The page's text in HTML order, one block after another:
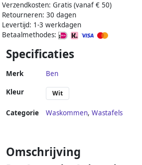
Verzendkosten: Gratis (vanaf € 50)
Retourneren: 30 dagen
Levertijd: 1-3 werkdagen
Betaalmethodes:
Specificaties
Merk Ben
Kleur Wit
Categorie Waskommen, Wastafels
Omschrijving